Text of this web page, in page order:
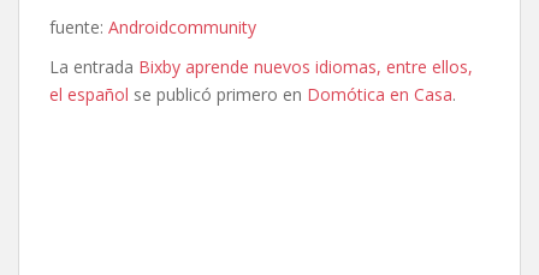
fuente: Androidcommunity
La entrada Bixby aprende nuevos idiomas, entre ellos,
el español se publicó primero en Domótica en Casa.